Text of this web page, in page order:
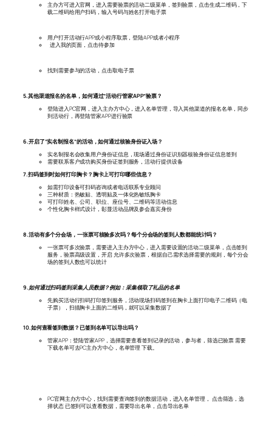
主办方可进入官网，进入需要验票的活动二级菜单，签到验票，点击生成二维码，下
载二维码给用户扫码，输入号码与姓名打开电子票
用户打开活动行APP或小程序取票，登陆APP或者小程序
进入我的页面，点击待参加
找到需要参与的活动，点击取电子票
5.其他渠道报名的名单，如何通过”活动行管家APP”验票？
登陆进入PC官网，进入主办方中心，进入名单管理，导入其他渠道的报名名单，同步
到活动行，再登陆管家APP进行验票
6.开启了“实名制报名”的活动，如何通过核验身份证入场？
实名制报名会收集用户身份证信息，现场通过身份证识别器核验身份证信息签到
需要联系客户成功购买身份证签到服务，活动行提供设备
7.扫码签到时如何打印胸卡？胸卡上可打印哪些信息？
如需打印设备可扫码咨询或者电话联系专业顾问
三种材质：热敏贴、透明贴及一体化热敏纸胸卡
可打印姓名、公司、职位、座位号、二维码等活动信息
个性化胸卡样式设计，彰显活动品牌及参会嘉宾身份
8.活动有多个分会场，一张票可核验多次吗？每个分会场的签到人数都能统计吗？
一张票可多次验票，需要进入主办方中心，进入需要设置的活动二级菜单，点击签到
服务，验票高级设置，开启 允许多次验票，根据自己需求选择需要的规则，每个分会
场的签到人数也可以统计
9.如何通过扫码签到采集人员数据？例如：采集领取了礼品的名单
先购买活动行扫码打印签到服务，活动现场扫码签到在胸卡上面打印电子二维码（电
子票），扫描胸卡上面的二维码，就可以采集数据了
10.如何查看签到数据？已签到名单可以导出吗？
管家APP：登陆管家APP，选择需要查看签到记录的活动，参与者，筛选已验票 需要
下载名单可去PC主办方中心，名单管理 下载。
PC官网主办方中心，找到需要查询签到的数据活动，进入名单管理， 点击筛选，选
择状态 已签到可以查看数据，需要导出名单，点击导出名单